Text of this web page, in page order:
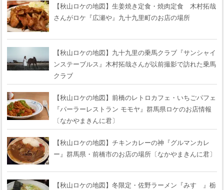
【秋山ロケの地図】生姜焼き定食・焼肉定食 木村拓哉
さんがロケ『広瀬や』九十九里町のお店の場所
【秋山ロケの地図】九十九里の乗馬クラブ『サンシャイ
ンステーブルス』木村拓哉さんが以前撮影で訪れた乗馬
クラブ
【秋山ロケの地図】前橋のレトロカフェ・いちごパフェ
『パーラーレストラン モモヤ』群馬県ロケのお店情報
〔なかやまきんに君〕
【秋山ロケの地図】チキンカレーの神『グルマンカレ
ー』群馬県・前橋市のお店の場所〔なかやまきんに君〕
【秋山ロケの地図】冬限定・佐野ラーメン『みすゞ』栃